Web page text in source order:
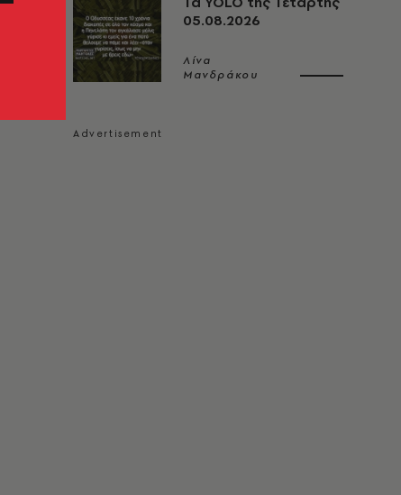
05.08.2026
Λίνα
Μανδράκου